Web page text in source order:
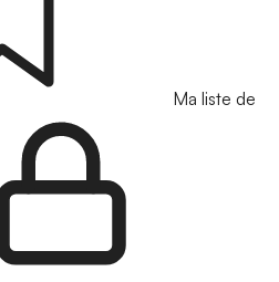
Ma liste de